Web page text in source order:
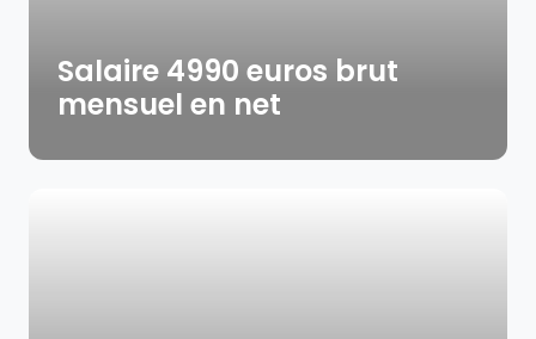
Salaire 4990 euros brut
mensuel en net